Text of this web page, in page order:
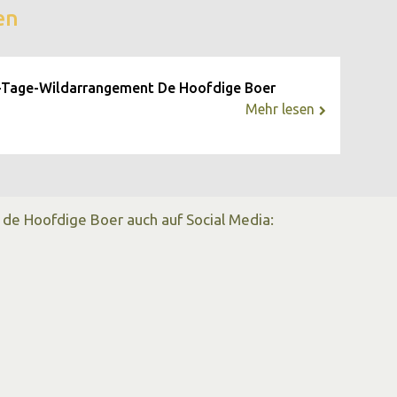
in unserem Hotel, wo für alles gesorgt ist!
Wildarrangement De Hoofdige Boer
Mehr lesen
Hoofdige Boer auch auf Social Media: